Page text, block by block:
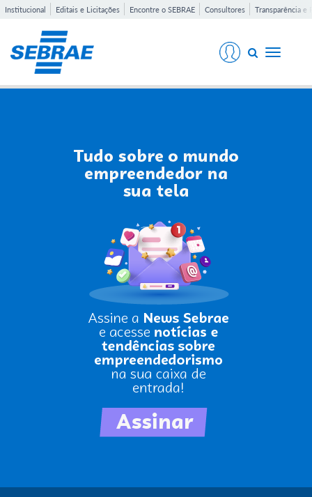
Institucional Editais e Licitações Encontre o SEBRAE Consultores Transparência e
Toggle